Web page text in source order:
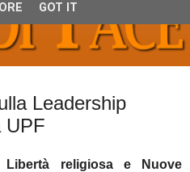
Leadership
UPF
Libertà religiosa e Nuove
GOT IT